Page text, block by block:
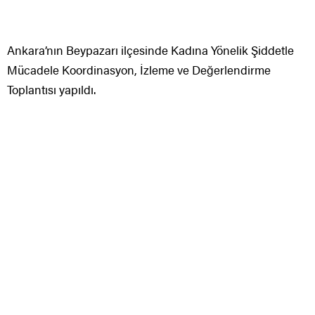
Ankara’nın Beypazarı ilçesinde Kadına Yönelik Şiddetle
Mücadele Koordinasyon, İzleme ve Değerlendirme
Toplantısı yapıldı.